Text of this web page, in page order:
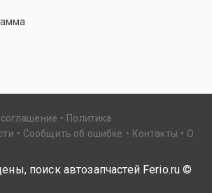
Политика
Сообщить об ошибке Контакты
О
поиск автозапчастей Ferio.ru ©